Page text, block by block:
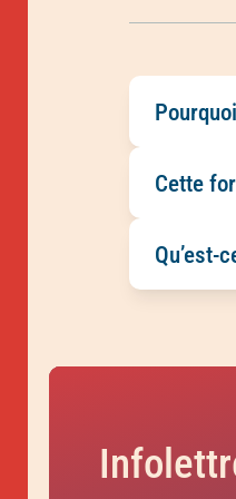
Cette
Oui.
Qu’est-